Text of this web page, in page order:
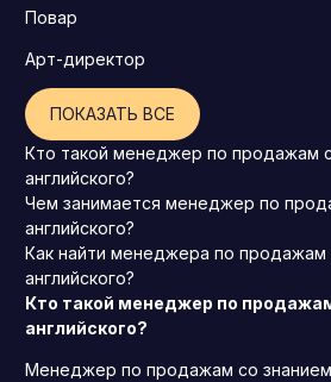
Повар
Арт-директор
ПОКАЗАТЬ ВСЕ
Кто такой менеджер по продажам
английского?
Чем занимается менеджер по
английского?
Как найти менеджера по продажам
английского?
Кто такой менеджер по
английского?
Менеджер по продажам со знанием